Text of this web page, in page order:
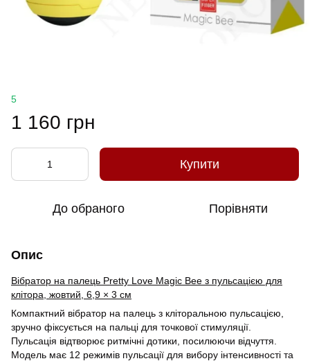
5
1 160 грн
Купити
До обраного Порівняти
Опис
Вібратор на палець Pretty Love Magic Bee з пульсацією для
клітора, жовтий, 6,9 × 3 см
Компактний вібратор на палець з кліторальною пульсацією,
зручно фіксується на пальці для точкової стимуляції.
Пульсація відтворює ритмічні дотики, посилюючи відчуття.
Модель має 12 режимів пульсації для вибору інтенсивності та